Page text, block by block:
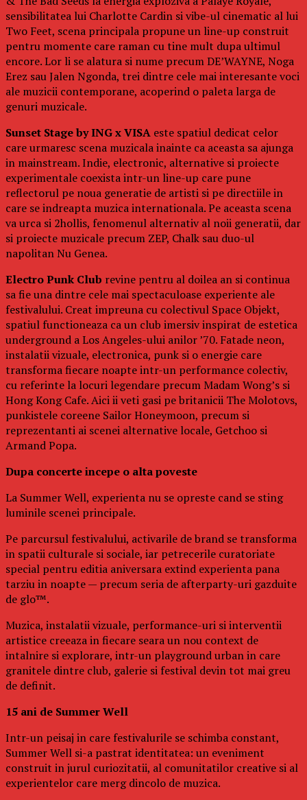
sensibilitatea lui Charlotte Cardin si vibe-ul cinematic al lui
Two Feet, scena principala propune un line-up construit
pentru momente care raman cu tine mult dupa ultimul
encore. Lor li se alatura si nume precum DE’WAYNE, Noga
Erez sau Jalen Ngonda, trei dintre cele mai interesante voci
ale muzicii contemporane, acoperind o paleta larga de
genuri muzicale.
Sunset Stage by ING x VISA este spatiul dedicat celor
care urmaresc scena muzicala inainte ca aceasta sa ajunga
in mainstream. Indie, electronic, alternative si proiecte
experimentale coexista intr-un line-up care pune
reflectorul pe noua generatie de artisti si pe directiile in
care se indreapta muzica internationala. Pe aceasta scena
va urca si 2hollis, fenomenul alternativ al noii generatii, dar
si proiecte muzicale precum ZEP, Chalk sau duo-ul
napolitan Nu Genea.
Electro Punk Club revine pentru al doilea an si continua
sa fie una dintre cele mai spectaculoase experiente ale
festivalului. Creat impreuna cu colectivul Space Objekt,
spatiul functioneaza ca un club imersiv inspirat de estetica
underground a Los Angeles-ului anilor ’70. Fatade neon,
instalatii vizuale, electronica, punk si o energie care
transforma fiecare noapte intr-un performance colectiv,
cu referinte la locuri legendare precum Madam Wong’s si
Hong Kong Cafe. Aici ii veti gasi pe britanicii The Molotovs,
punkistele coreene Sailor Honeymoon, precum si
reprezentanti ai scenei alternative locale, Getchoo si
Armand Popa.
Dupa concerte incepe o alta poveste
La Summer Well, experienta nu se opreste cand se sting
luminile scenei principale.
Pe parcursul festivalului, activarile de brand se transforma
in spatii culturale si sociale, iar petrecerile curatoriate
special pentru editia aniversara extind experienta pana
tarziu in noapte — precum seria de afterparty-uri gazduite
de glo™.
Muzica, instalatii vizuale, performance-uri si interventii
artistice creeaza in fiecare seara un nou context de
intalnire si explorare, intr-un playground urban in care
granitele dintre club, galerie si festival devin tot mai greu
de definit.
15 ani de Summer Well
Intr-un peisaj in care festivalurile se schimba constant,
Summer Well si-a pastrat identitatea: un eveniment
construit in jurul curiozitatii, al comunitatilor creative si al
experientelor care merg dincolo de muzica.